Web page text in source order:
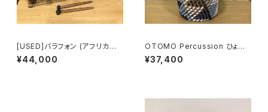
[USED]バラフォン (アフリカ産 1
3音)
¥44,000
OTOMO Percussion ひょう
たん製シェケレ 北欧風トライア
ングル Shekere
¥37,400